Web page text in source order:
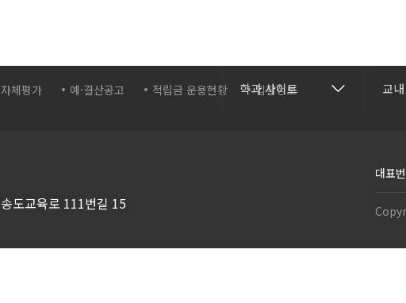
자체평가 예·결산공고 적립금 운용현황 입찰정보
학과 사이트
간호학과
컴퓨터소프트웨어학과
교
건
방송
산
성
송도교육로 111번길 15
대표